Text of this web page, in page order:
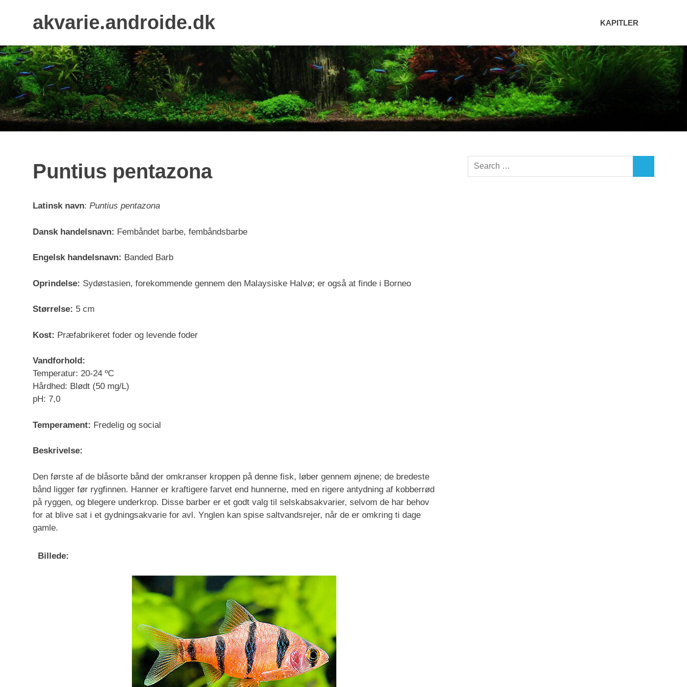
akvarie.androide.dk KAPITLER
Puntius pentazona
Latinsk navn: Puntius pentazona
Dansk handelsnavn: Fembåndet barbe, fembåndsbarbe
Engelsk handelsnavn: Banded Barb
Oprindelse: Sydøstasien, forekommende gennem den Malaysiske Halvø; er også at finde i Borneo
Størrelse: 5 cm
Kost: Præfabrikeret foder og levende foder
Vandforhold:
Temperatur: 20-24 ºC
Hårdhed: Blødt (50 mg/L)
pH: 7,0
Temperament: Fredelig og social
Beskrivelse:
Den første af de blåsorte bånd der omkranser kroppen på denne fisk, løber gennem øjnene; de bredeste
bånd ligger før rygfinnen. Hanner er kraftigere farvet end hunnerne, med en rigere antydning af kobberrød
på ryggen, og blegere underkrop. Disse barber er et godt valg til selskabsakvarier, selvom de har behov
for at blive sat i et gydningsakvarie for avl. Ynglen kan spise saltvandsrejer, når de er omkring ti dage
gamle.
Billede:
Search